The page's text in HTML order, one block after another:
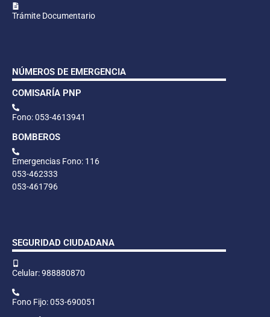
Trámite Documentario
NÚMEROS DE EMERGENCIA
COMISARÍA PNP
Fono: 053-4613941
BOMBEROS
Emergencias Fono: 116
053-462333
053-461796
SEGURIDAD CIUDADANA
Celular: 988880870
Fono Fijo: 053-690051